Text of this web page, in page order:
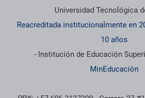
Información institucional
Universidad Tecnológica
Reacreditada institucionalmente en
10 años
- Institución de Educación
MinEducación